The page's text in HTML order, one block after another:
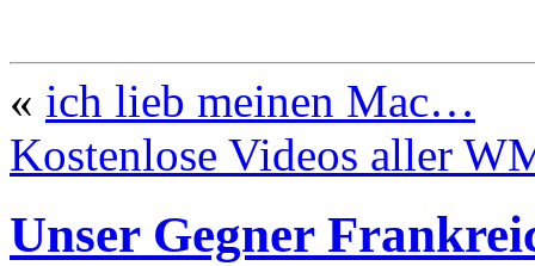
« ich lieb meinen Mac…
Kostenlose Videos aller
Unser Gegner